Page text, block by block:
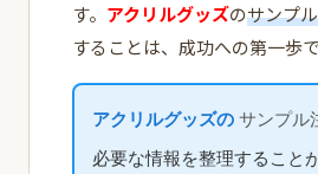
す。 アクリルグッズのサンプル
することは、成功への第一歩で
アクリルグッズの サンプル
必要な情報を整理すること